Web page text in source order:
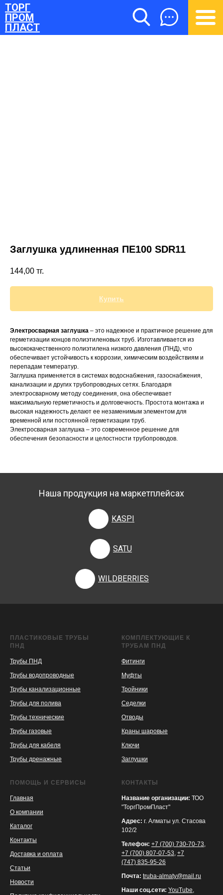
ТОРГ
ПРОМ
ПЛАСТ
Заглушка удлиненная ПЕ100 SDR11
144,00 тг.
Купить
Электросварная заглушка – это надежное и практичное решение для
герметизации концов полиэтиленовых труб. Изготавливается из
высококачественного полиэтилена низкого давления (ПНД), что
обеспечивает устойчивость к коррозии, химическим воздействиям и
перепадам температур.
Заглушка применяется в системах водоснабжения, газоснабжения,
канализации и других трубопроводных сетях. Благодаря
электросварному методу соединения, она обеспечивает
максимальную герметичность и долговечность. Простота монтажа и
высокая надежность делают ее незаменимым элементом для
временной или постоянной герметизации труб.
Электросварная заглушка – это современное решение для
обеспечения безопасности и целостности трубопроводов.
Наша продукция на маркетплейсах
KASPI
SATU
WILDBERRIES
ПЛАСТИКОВЫЕ ТРУБЫ
ПНД
Трубы ПНД
Трубы водопроводные
Трубы канализационные
Трубы для полива
Трубы технические
Трубы газовые
Трубы для кабеля
Трубы дренажные
КОМПЛЕКТУЮЩИЕ К
ТРУБАМ ПНД
Фитинги
Муфты
Тройники
Седелки
Отводы
Краны шаровые
Ключи
Заглушки
ПОМОЩЬ И СЕРВИСЫ
Главная
О компании
Каталог
Контакты
Доставка и оплата
Статьи
Новости
КОНТАКТЫ
Название организации: ТОО
"ТоргПромПласт"
Адрес: г. Алматы ул. Стасова
102/2
Телефон: +7 (700) 730-70-73,
+7 (700) 807-07-53, +7
(747) 835-95-26
Почта: truba-almaty@mail.ru
Наши соц.сети: YouTube,